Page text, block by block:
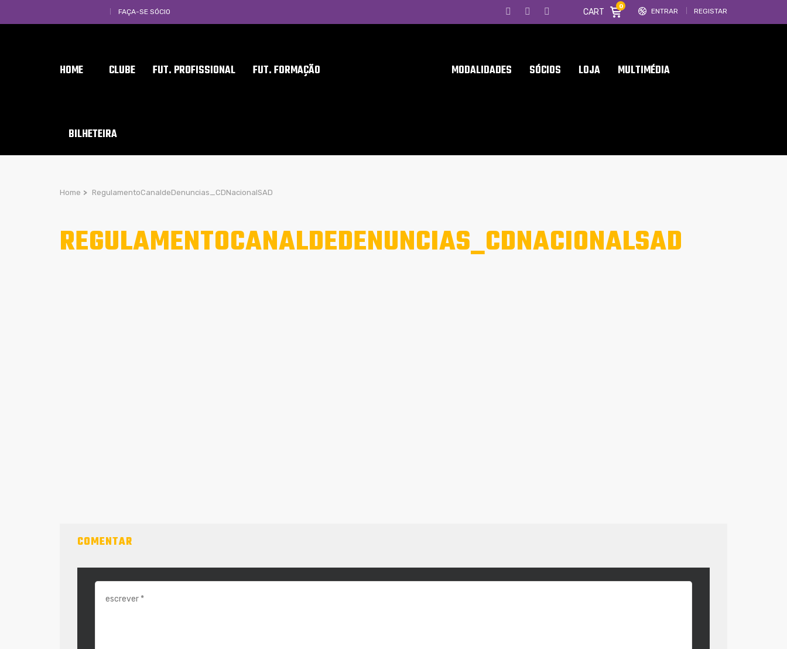
FAÇA-SE SÓCIO ENTRAR REGISTAR
CART
0
HOME CLUBE FUT. PROFISSIONAL FUT. FORMAÇÃO MODALIDADES SÓCIOS LOJA MULTIMÉDIA
BILHETEIRA
Home > RegulamentoCanaldeDenuncias_CDNacionalSAD
REGULAMENTOCANALDEDENUNCIAS_CDNACIONALSAD
COMENTAR